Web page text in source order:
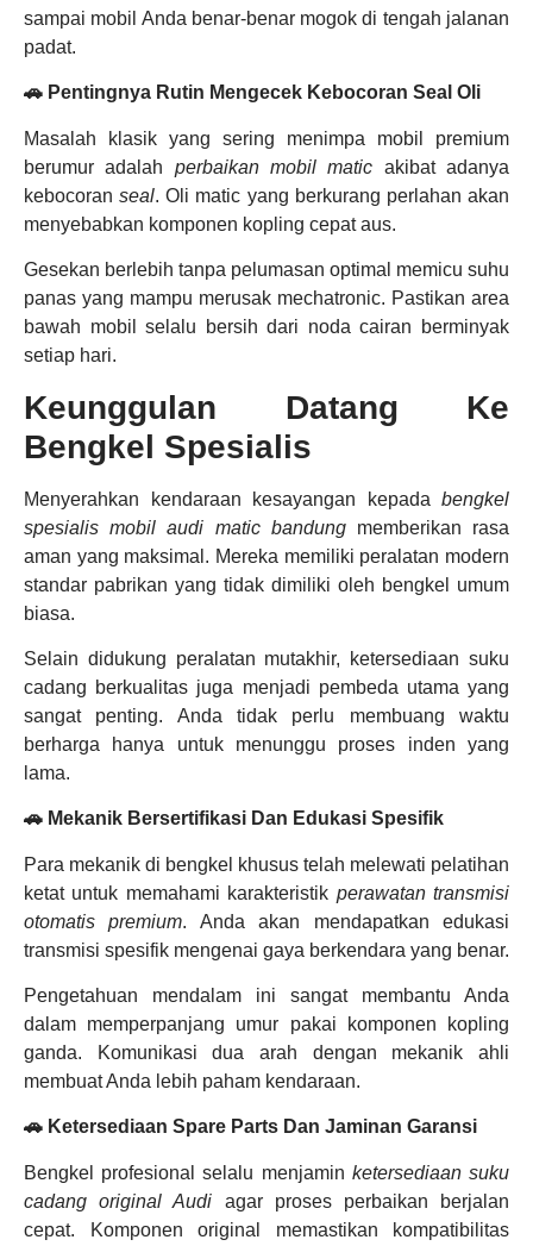
sampai mobil Anda benar-benar mogok di tengah jalanan
padat.
🚗 Pentingnya Rutin Mengecek Kebocoran Seal Oli
Masalah klasik yang sering menimpa mobil premium
berumur adalah perbaikan mobil matic akibat adanya
kebocoranseal. Oli matic yang berkurang perlahan akan
menyebabkan komponen kopling cepat aus.
Gesekan berlebih tanpa pelumasan optimal memicu suhu
panas yang mampu merusak mechatronic. Pastikan area
bawah mobil selalu bersih dari noda cairan berminyak
setiap hari.
Keunggulan Datang Ke
Bengkel Spesialis
Menyerahkan kendaraan kesayangan kepada bengkel
spesialis mobil audi matic bandungmemberikan rasa
aman yang maksimal. Mereka memiliki peralatan modern
standar pabrikan yang tidak dimiliki oleh bengkel umum
biasa.
Selain didukung peralatan mutakhir, ketersediaan suku
cadang berkualitas juga menjadi pembeda utama yang
sangat penting. Anda tidak perlu membuang waktu
berharga hanya untuk menunggu proses inden yang
lama.
🚗 Mekanik Bersertifikasi Dan Edukasi Spesifik
Para mekanik di bengkel khusus telah melewati pelatihan
ketat untuk memahami karakteristik perawatan transmisi
otomatis premium. Anda akan mendapatkan edukasi
transmisi spesifik mengenai gaya berkendara yang benar.
Pengetahuan mendalam ini sangat membantu Anda
dalam memperpanjang umur pakai komponen kopling
ganda. Komunikasi dua arah dengan mekanik ahli
membuat Anda lebih paham kendaraan.
🚗 Ketersediaan Spare Parts Dan Jaminan Garansi
Bengkel profesional selalu menjamin ketersediaan suku
cadang original Audi agar proses perbaikan berjalan
cepat. Komponen original memastikan kompatibilitas